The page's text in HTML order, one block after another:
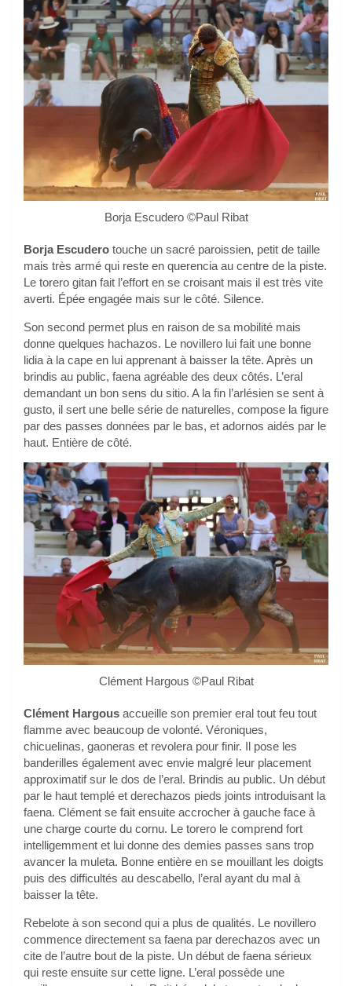
Borja Escudero ©Paul Ribat
Borja Escudero touche un sacré paroissien, petit de taille
mais très armé qui reste en querencia au centre de la piste.
Le torero gitan fait l’effort en se croisant mais il est très vite
averti. Épée engagée mais sur le côté. Silence.
Son second permet plus en raison de sa mobilité mais
donne quelques hachazos. Le novillero lui fait une bonne
lidia à la cape en lui apprenant à baisser la tête. Après un
brindis au public, faena agréable des deux côtés. L’eral
demandant un bon sens du sitio. A la fin l’arlésien se sent à
gusto, il sert une belle série de naturelles, compose la figure
par des passes données par le bas, et adornos aidés par le
haut. Entière de côté.
Clément Hargous ©Paul Ribat
Clément Hargous accueille son premier eral tout feu tout
flamme avec beaucoup de volonté. Véroniques,
chicuelinas, gaoneras et revolera pour finir. Il pose les
banderilles également avec envie malgré leur placement
approximatif sur le dos de l’eral. Brindis au public. Un début
par le haut templé et derechazos pieds joints introduisant la
faena. Clément se fait ensuite accrocher à gauche face à
une charge courte du cornu. Le torero le comprend fort
intelligemment et lui donne des demies passes sans trop
avancer la muleta. Bonne entière en se mouillant les doigts
puis des difficultés au descabello, l’eral ayant du mal à
baisser la tête.
Rebelote à son second qui a plus de qualités. Le novillero
commence directement sa faena par derechazos avec un
cite de l’autre bout de la piste. Un début de faena sérieux
qui reste ensuite sur cette ligne. L’eral possède une